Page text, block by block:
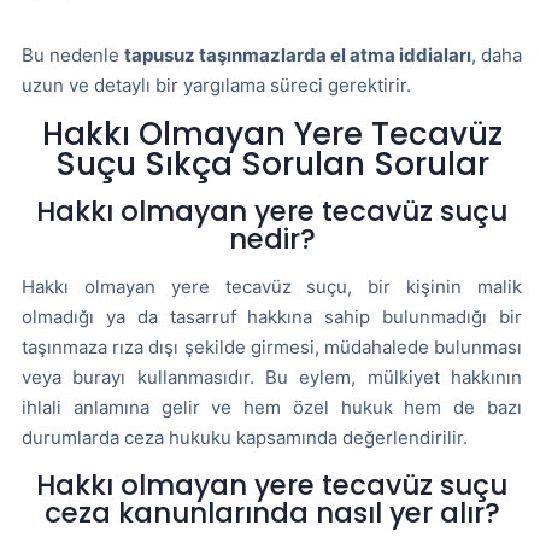
Bu nedenle tapusuz taşınmazlarda el atma iddiaları, daha
uzun ve detaylı bir yargılama süreci gerektirir.
Hakkı Olmayan Yere Tecavüz
Suçu Sıkça Sorulan Sorular
Hakkı olmayan yere tecavüz suçu
nedir?
Hakkı olmayan yere tecavüz suçu, bir kişinin malik
olmadığı ya da tasarruf hakkına sahip bulunmadığı bir
taşınmaza rıza dışı şekilde girmesi, müdahalede bulunması
veya burayı kullanmasıdır. Bu eylem, mülkiyet hakkının
ihlali anlamına gelir ve hem özel hukuk hem de bazı
durumlarda ceza hukuku kapsamında değerlendirilir.
Hakkı olmayan yere tecavüz suçu
ceza kanunlarında nasıl yer alır?